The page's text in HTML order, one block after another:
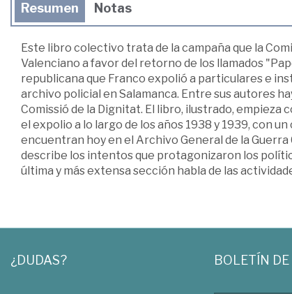
Resumen Notas
Este libro colectivo trata de la campaña que la
Valenciano a favor del retorno de los llamados
republicana que Franco expolió a particulares e
archivo policial en Salamanca. Entre sus autores
Comissió de la Dignitat. El libro, ilustrado, empieza
el expolio a lo largo de los años 1938 y 1939, con
encuentran hoy en el Archivo General de la Guerra
describe los intentos que protagonizaron los
última y más extensa sección habla de las
¿DUDAS? BOLETÍN